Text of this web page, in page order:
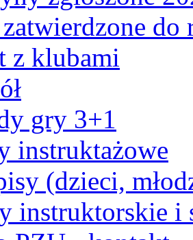
z klubami
gry 3+1
instruktażowe
(dzieci,
instruktorskie i